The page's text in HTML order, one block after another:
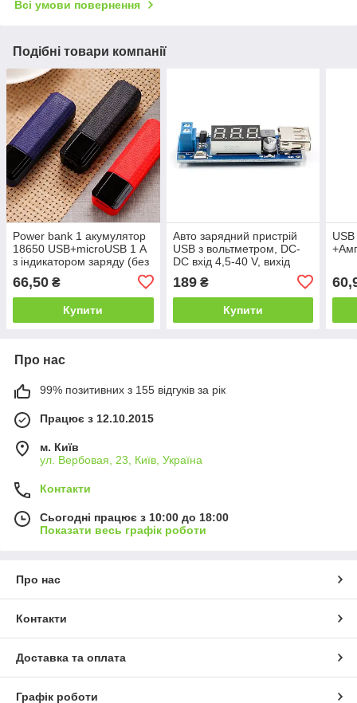
Всі умови повернення
Подібні товари компанії
Power bank 1 акумулятор
18650 USB+microUSB 1 А
з індикатором заряду (без
66,50 ₴
Купити
Авто зарядний пристрій
USB з вольтметром, DC-
DC вхід 4,5-40 V, вихід
189₴
Купити
Про нас
99% позитивних з 155 відгуків за рік
Працює з 12.10.2015
м. Київ
ул. Вербовая, 23, Київ, Україна
Контакти
Сьогодні працює з 10:00 до 18:00
Показати весь графік роботи
Про нас
Контакти
Доставка та оплата
Графік роботи